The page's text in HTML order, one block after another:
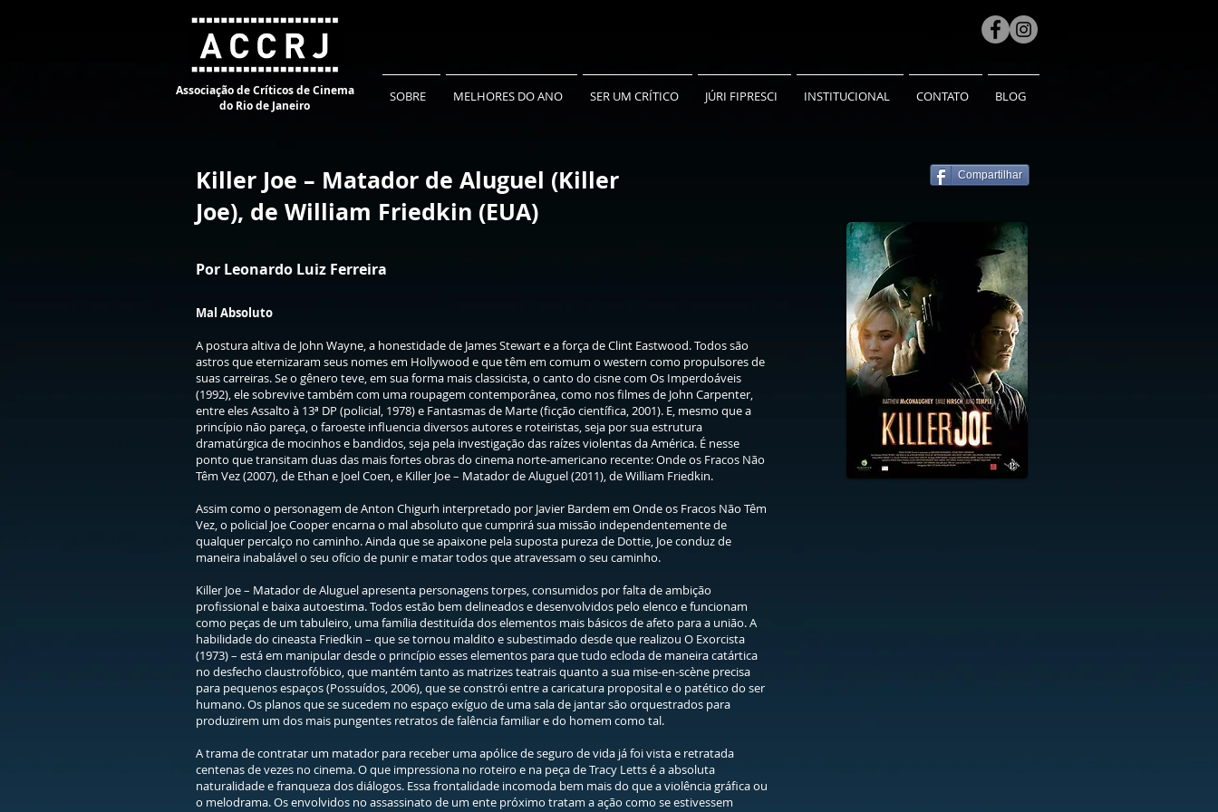
Associação de Críticos de Cinema
do Rio de Janeiro
SOBRE MELHORES DO ANO SER UM CRÍTICO JÚRI FIPRESCI INSTITUCIONAL CONTATO BLOG
Killer Joe – Matador de Aluguel (Killer
Joe), de William Friedkin (EUA)
Por Leonardo Luiz Ferreira
Mal Absoluto
A postura altiva de John Wayne, a honestidade de James Stewart e a força de Clint Eastwood. Todos são
astros que eternizaram seus nomes em Hollywood e que têm em comum o western como propulsores de
suas carreiras. Se o gênero teve, em sua forma mais classicista, o canto do cisne com Os Imperdoáveis
(1992), ele sobrevive também com uma roupagem contemporânea, como nos filmes de John Carpenter,
entre eles Assalto à 13ª DP (policial, 1978) e Fantasmas de Marte (ficção científica, 2001). E, mesmo que a
princípio não pareça, o faroeste influencia diversos autores e roteiristas, seja por sua estrutura
dramatúrgica de mocinhos e bandidos, seja pela investigação das raízes violentas da América. É nesse
ponto que transitam duas das mais fortes obras do cinema norte-americano recente: Onde os Fracos Não
Têm Vez (2007), de Ethan e Joel Coen, e Killer Joe – Matador de Aluguel (2011), de William Friedkin.
Assim como o personagem de Anton Chigurh interpretado por Javier Bardem em Onde os Fracos Não Têm
Vez, o policial Joe Cooper encarna o mal absoluto que cumprirá sua missão independentemente de
qualquer percalço no caminho. Ainda que se apaixone pela suposta pureza de Dottie, Joe conduz de
maneira inabalável o seu ofício de punir e matar todos que atravessam o seu caminho.
Killer Joe – Matador de Aluguel apresenta personagens torpes, consumidos por falta de ambição
profissional e baixa autoestima. Todos estão bem delineados e desenvolvidos pelo elenco e funcionam
como peças de um tabuleiro, uma família destituída dos elementos mais básicos de afeto para a união. A
habilidade do cineasta Friedkin – que se tornou maldito e subestimado desde que realizou O Exorcista
(1973) – está em manipular desde o princípio esses elementos para que tudo ecloda de maneira catártica
no desfecho claustrofóbico, que mantém tanto as matrizes teatrais quanto a sua mise-en-scène precisa
para pequenos espaços (Possuídos, 2006), que se constrói entre a caricatura proposital e o patético do ser
humano. Os planos que se sucedem no espaço exíguo de uma sala de jantar são orquestrados para
produzirem um dos mais pungentes retratos de falência familiar e do homem como tal.
A trama de contratar um matador para receber uma apólice de seguro de vida já foi vista e retratada
centenas de vezes no cinema. O que impressiona no roteiro e na peça de Tracy Letts é a absoluta
naturalidade e franqueza dos diálogos. Essa frontalidade incomoda bem mais do que a violência gráfica ou
o melodrama. Os envolvidos no assassinato de um ente próximo tratam a ação como se estivessem
Compartilhar